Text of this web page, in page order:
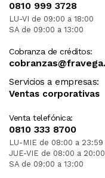
0810 999 3728
LU-VI de 09:00 a 18:00
SA de 09:00 a 13:00
Cobranza de créditos:
Servicios a empresas:
Ventas corporativas
Venta telefónica:
0810 333 8700
LU-MIE de 08:00 a 23:59
JUE-VIE de 08:00 a 20:00
SA de 09:00 a 13:00